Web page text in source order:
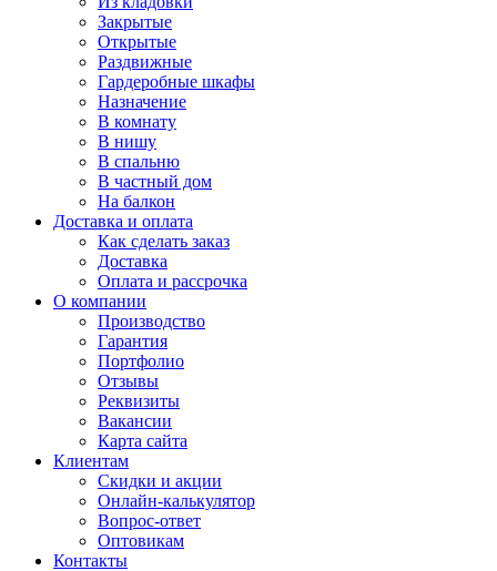
Закрытые
Открытые
Раздвижные
Гардеробные шкафы
Назначение
В комнату
В нишу
В спальню
В частный дом
На балкон
Доставка и оплата
Как сделать заказ
Доставка
Оплата и рассрочка
О компании
Производство
Гарантия
Портфолио
Отзывы
Реквизиты
Вакансии
Карта сайта
Клиентам
Скидки и акции
Онлайн-калькулятор
Вопрос-ответ
Оптовикам
Контакты